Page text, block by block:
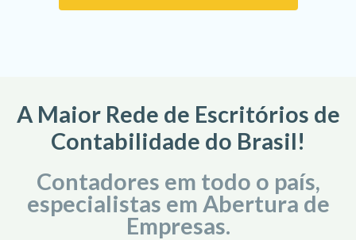
A Maior Rede de Escritórios de
Contabilidade do Brasil!
Contadores em todo o país,
especialistas em Abertura de
Empresas.